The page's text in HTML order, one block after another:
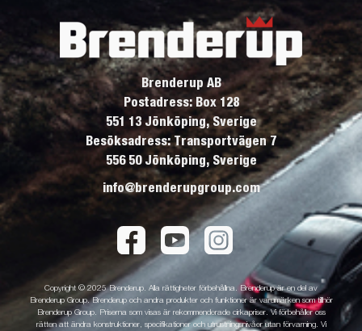
Brenderup AB
Postadress: Box 128
551 13 Jönköping, Sverige
Besöksadress: Transportvägen 7
556 50 Jönköping, Sverige
info@brenderupgroup.com
Copyright © 2025 Brenderup. Alla rättigheter förbehållna. Brenderup är en del av
Brenderup Group. Brenderup och andra produkter och funktioner är varumärken som tillhör
Brenderup Group. Priserna som visas är rekommenderade cirkapriser. Vi förbehåller oss
rätten att ändra konstruktioner, specifikationer och utrustningsnivåer utan förvarning. Vi